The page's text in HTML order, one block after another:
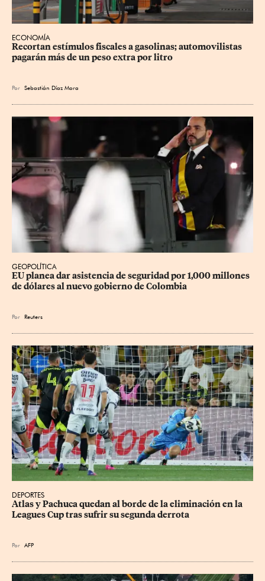
ECONOMÍA
Recortan estímulos fiscales a gasolinas; automovilistas
pagarán más de un peso extra por litro
Por Sebastián Díaz Mora
GEOPOLÍTICA
EU planea dar asistencia de seguridad por 1,000 millones
de dólares al nuevo gobierno de Colombia
Por Reuters
DEPORTES
Atlas y Pachuca quedan al borde de la eliminación en la
Leagues Cup tras sufrir su segunda derrota
Por AFP